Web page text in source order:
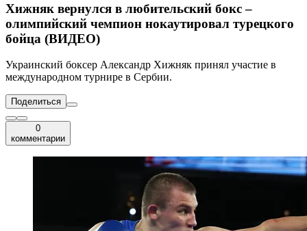
Хижняк вернулся в любительский бокс –
олимпийский чемпион нокаутировал турецкого
бойца (ВИДЕО)
Украинский боксер Александр Хижняк принял участие в
международном турнире в Сербии.
Поделиться
0
комментарии